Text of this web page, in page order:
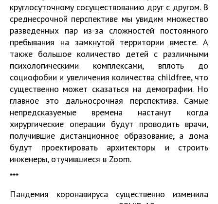
круглосуточному сосуществованию друг с другом. В
среднесрочной перспективе мы увидим множество
разведенных пар из-за сложностей постоянного
пребывания на замкнутой территории вместе. А
также большое количество детей с различными
психологическими комплексами, вплоть до
социофобии и увеличения количества childfree, что
существенно может сказаться на демографии. Но
главное это дальносрочная перспектива. Самые
непредсказуемые времена настанут когда
хирургические операции будут проводить врачи,
получившие дистанционное образование, а дома
будут проектировать архитекторы и строить
инженеры, отучившиеся в Zoom.
***
Пандемия коронавируса существенно изменила